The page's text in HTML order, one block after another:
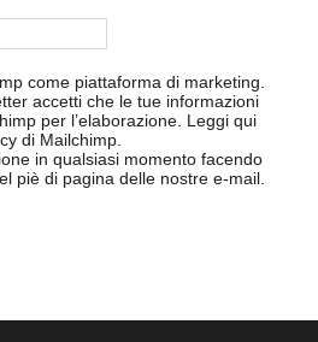
come piattaforma di marketing.
accetti che le tue informazioni
per l’elaborazione. Leggi qui
di Mailchimp
in qualsiasi momento facendo
piè di pagina delle nostre e-mail.